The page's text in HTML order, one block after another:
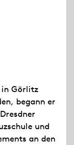
in Görlitz
begann er
und
an den